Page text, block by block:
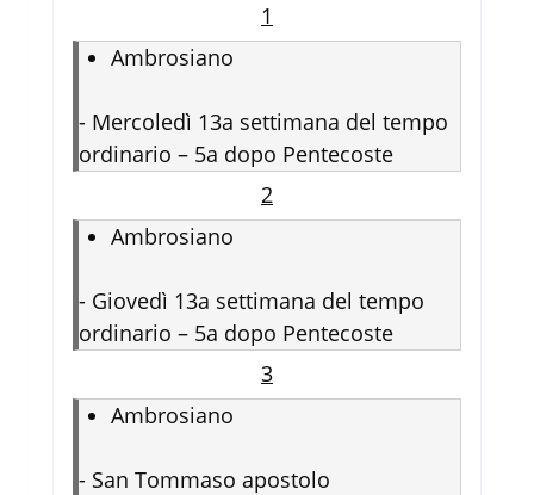
1
Ambrosiano
- Mercoledì 13a settimana del tempo
ordinario – 5a dopo Pentecoste
2
Ambrosiano
- Giovedì 13a settimana del tempo
ordinario – 5a dopo Pentecoste
3
Ambrosiano
- San Tommaso apostolo